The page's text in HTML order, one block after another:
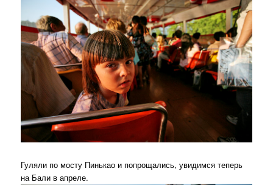
Гуляли по мосту Пинькао и попрощались, увидимся теперь
на Бали в апреле.